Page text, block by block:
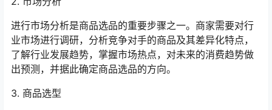
进行市场分析是商品选品的重要步骤之一。商家需要对行
业市场进行调研，分析竞争对手的商品及其差异化特点，
了解行业发展趋势，掌握市场热点，对未来的消费趋势做
出预测，并据此确定商品选品的方向。
3. 商品选型